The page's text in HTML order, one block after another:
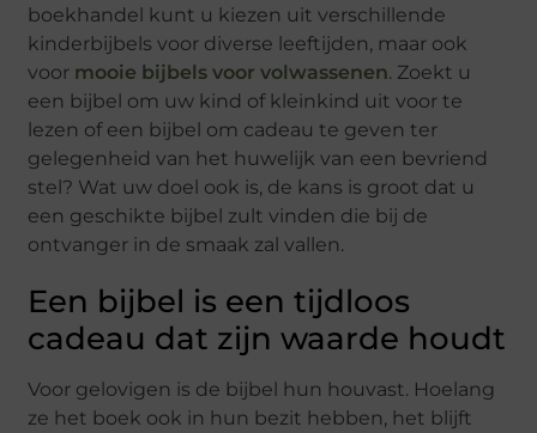
boekhandel kunt u kiezen uit verschillende
kinderbijbels voor diverse leeftijden, maar ook
voor mooie bijbels voor volwassenen. Zoekt u
een bijbel om uw kind of kleinkind uit voor te
lezen of een bijbel om cadeau te geven ter
gelegenheid van het huwelijk van een bevriend
stel? Wat uw doel ook is, de kans is groot dat u
een geschikte bijbel zult vinden die bij de
ontvanger in de smaak zal vallen.
Een bijbel is een tijdloos
cadeau dat zijn waarde houdt
Voor gelovigen is de bijbel hun houvast. Hoelang
ze het boek ook in hun bezit hebben, het blijft